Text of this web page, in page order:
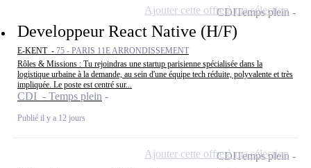
Developpeur React Native (H/F)
E-KENT - 75 - PARIS 11E ARRONDISSEMENT
Rôles & Missions : Tu rejoindras une startup parisienne spécialisée dans la
logistique urbaine à la demande, au sein d'une équipe tech réduite, polyvalente et très
impliquée. Le poste est centré sur...
CDI - Temps plein
Publié il y a 12 jours
CDITemps plein
Ajouter cette offre à ma sélection
CDITemps plein
Ajouter cette offre à ma sélection